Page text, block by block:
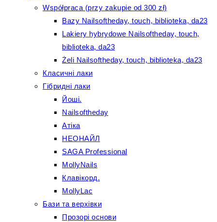
the
panel.
Współpraca (przy zakupie od 300 zł)
Bazy Nailsoftheday, touch, biblioteka, da23
Lakiery hybrydowe Nailsoftheday, touch,
biblioteka, da23
Żeli Nailsoftheday, touch, biblioteka, da23
Класичні лаки
Гібридні лаки
Йоші.
Nailsoftheday
Атіка
НЕОНАЙЛ
SAGA Professional
MollyNails
Клавікорд.
MollyLac
Бази та верхівки
Прозорі основи